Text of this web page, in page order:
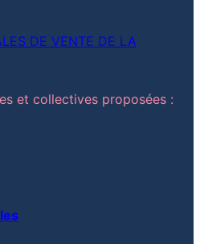
DE VENTE DE LA
et collectives proposées :